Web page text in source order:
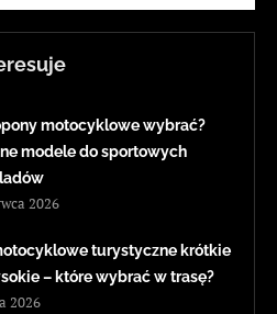
motocyklowe wybrać?
modele do sportowych
2026
turystyczne krótkie
– które wybrać w trasę?
2026